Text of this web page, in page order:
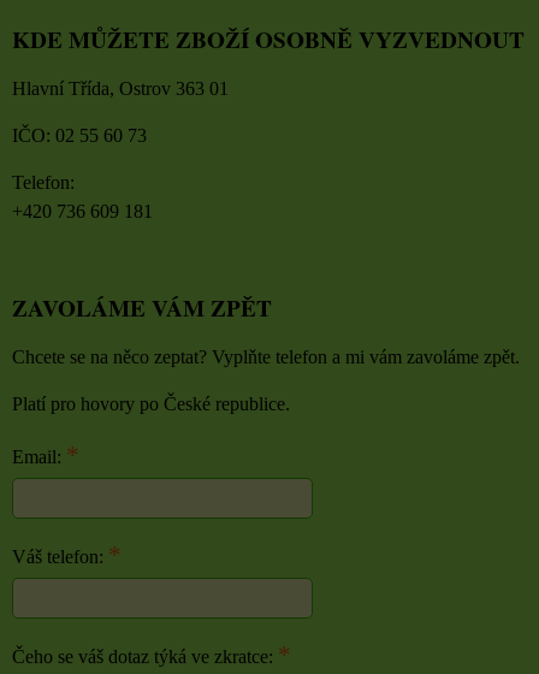
KDE MŮŽETE ZBOŽÍ OSOBNĚ VYZVEDNOUT
Hlavní Třída, Ostrov 363 01
IČO: 02 55 60 73
Telefon:
+420 736 609 181
ZAVOLÁME VÁM ZPĚT
Chcete se na něco zeptat? Vyplňte telefon a mi vám zavoláme zpět.
Platí pro hovory po České republice.
Email: *
Váš telefon: *
Čeho se váš dotaz týká ve zkratce: *